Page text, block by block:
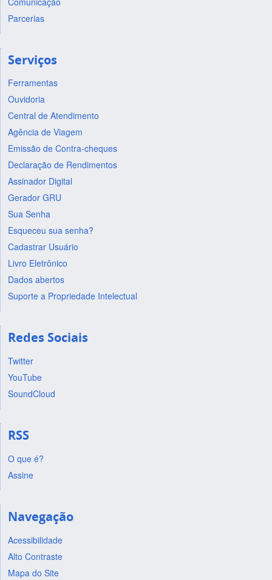
Parcerias
Serviços
Ferramentas
Ouvidoria
Central de Atendimento
Agência de Viagem
Emissão de Contra-cheques
Declaração de Rendimentos
Assinador Digital
Gerador GRU
Sua Senha
Esqueceu sua senha?
Cadastrar Usuário
Livro Eletrônico
Dados abertos
Suporte a Propriedade Intelectual
Redes Sociais
Twitter
YouTube
SoundCloud
RSS
O que é?
Assine
Navegação
Acessibilidade
Alto Contraste
Mapa do Site